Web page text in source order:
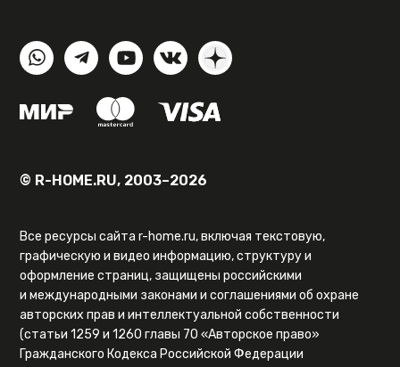
© R-HOME.RU, 2003–2026
Все ресурсы сайта r-home.ru, включая текстовую,
графическую и видео информацию, структуру и
оформление страниц, защищены российскими
и международными законами и соглашениями об охране
авторских прав и интеллектуальной собственности
(статьи 1259 и 1260 главы 70 «Авторское право»
Гражданского Кодекса Российской Федерации